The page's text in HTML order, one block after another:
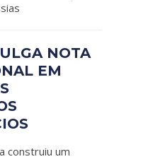
NOTA
EM
construiu um